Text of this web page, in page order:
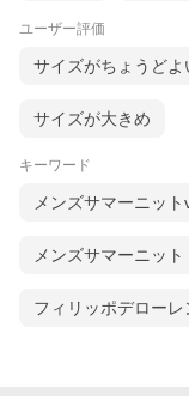
が表情豊かに！
いに仕上がっています
合わせやすい１着です
ュアルに早変わり♪
⇒CORISCO（コリス
サイズ：肩幅/着丈/身
Ｍ：40/64.5/51.5/64
ユーザー評価
サイズがちょうどよ
サイズが大きめ
キーワード
メンズサマーニット
メンズサマーニット
フィリッポデローレ